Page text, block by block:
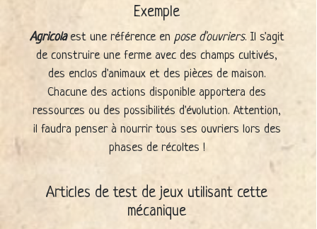
Exemple
Agricolaest une référence en pose d'ouvriers. Il s'agit
de construire une ferme avec des champs cultivés,
des enclos d'animaux et des pièces de maison.
Chacune des actions disponible apportera des
ressources ou des possibilités d'évolution. Attention,
il faudra penser à nourrir tous ses ouvriers lors des
phases de récoltes !
Articles de test de jeux utilisant cette
mécanique